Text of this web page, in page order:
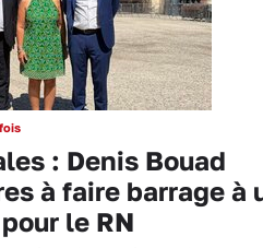
: Denis Bouad
à faire barrage à
le RN